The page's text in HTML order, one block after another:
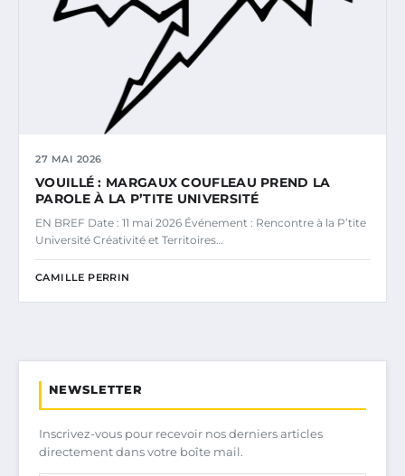
27 MAI 2026
VOUILLÉ : MARGAUX COUFLEAU PREND LA
PAROLE À LA P’TITE UNIVERSITÉ
EN BREF Date : 11 mai 2026 Événement : Rencontre à la P’tite
Université Créativité et Territoires…
CAMILLE PERRIN
NEWSLETTER
Inscrivez-vous pour recevoir nos derniers articles
directement dans votre boîte mail.